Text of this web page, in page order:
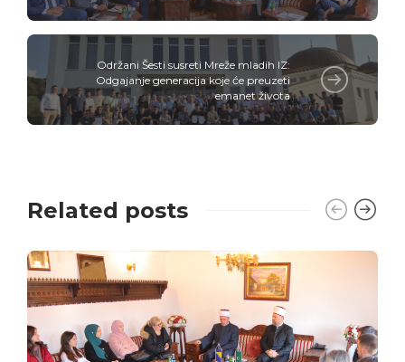
Održani Šesti susreti Mreže mladih IZ:
Odgajanje generacija koje će preuzeti
emanet života
Related posts